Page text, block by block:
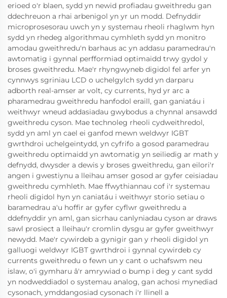
erioed o'r blaen, sydd yn newid profiadau gweithredu gan
ddechreuon a rhai arbenigol yn yr un modd. Defnyddir
microprosesorau uwch yn y systemau rheoli rhaglwm hyn
sydd yn rhedeg algorithmau cymhleth sydd yn monitro
amodau gweithredu'n barhaus ac yn addasu paramedrau'n
awtomatig i gynnal perfformiad optimaidd trwy gydol y
broses gweithredu. Mae'r rhyngwyneb digidol fel arfer yn
cynnwys sgriniau LCD o uchelgylch sydd yn darparu
adborth real-amser ar volt, cy currents, hyd yr arc a
pharamedrau gweithredu hanfodol eraill, gan ganiatáu i
weithwyr wneud addasiadau gwybodus a chynnal ansawdd
gweithredu cyson. Mae technoleg rheoli cydweithredol,
sydd yn aml yn cael ei ganfod mewn weldwyr IGBT
gwrthdroi uchelgeintydd, yn cyfrifo a gosod paramedrau
gweithredu optimaidd yn awtomatig yn seiliedig ar math y
defnydd, dwysder a dewis y broses gweithredu, gan eilori'r
angen i gwestiynu a lleihau amser gosod ar gyfer ceisiadau
gweithredu cymhleth. Mae ffwythiannau cof i'r systemau
rheoli digidol hyn yn caniatáu i weithwyr storio setiau o
baramedrau a'u hoffir ar gyfer cyflwr gweithredu a
ddefnyddir yn aml, gan sicrhau canlyniadau cyson ar draws
sawl prosiect a lleihau'r cromlin dysgu ar gyfer gweithwyr
newydd. Mae'r cywirdeb a gynigir gan y rheoli digidol yn
galluogi weldwyr IGBT gwrthdroi i gynnal cywirdeb cy
currents gweithredu o fewn un y cant o uchafswm neu
islaw, o'i gymharu â'r amrywiad o bump i deg y cant sydd
yn nodweddiadol o systemau analog, gan achosi mynediad
cysonach, ymddangosiad cysonach i'r llinell a